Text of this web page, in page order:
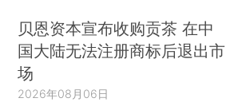
贝恩资本宣布收购贡茶 在中
国大陆无法注册商标后退出市
场
2026年08月06日